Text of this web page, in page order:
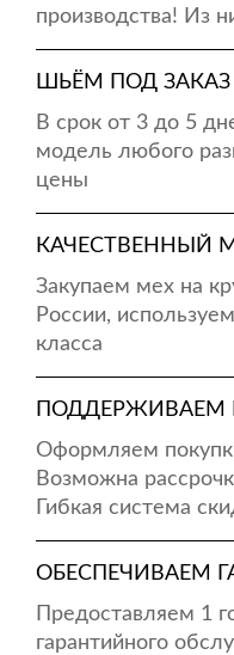
производства! Из
ШЬЁМ ПОД ЗАКАЗ
В срок от 3 до 5
модель любого
цены
КАЧЕСТВЕННЫЙ
Закупаем мех на
России,
класса
ПОДДЕРЖИВАЕМ
Оформляем
Возможна
Гибкая система
ОБЕСПЕЧИВАЕМ
Предоставляем 1
гарантийного